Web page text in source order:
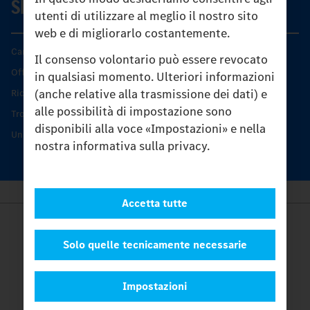
utenti di utilizzare al meglio il nostro sito
web e di migliorarlo costantemente.
Il consenso volontario può essere revocato
in qualsiasi momento. Ulteriori informazioni
(anche relative alla trasmissione dei dati) e
alle possibilità di impostazione sono
disponibili alla voce «Impostazioni» e nella
nostra informativa sulla privacy.
Impostazioni
Solo quelle tecnicamente necessarie
Accetta tutte
SERVIZIO
Caratteristiche di prodotto
Offerta di servizio Unimog
Ricambi originali
Trovare un partner
Unimog Service Days
Provider
Legal Notice
Contatto
Cookies
Protezione dati
Impostazioni